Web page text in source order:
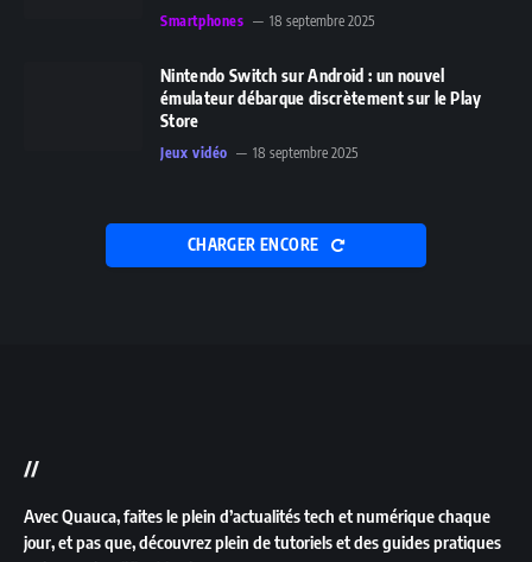
Smartphones 18 septembre 2025
Nintendo Switch sur Android : un nouvel
émulateur débarque discrètement sur le Play
Store
Jeux vidéo 18 septembre 2025
CHARGER ENCORE
//
Avec Quauca, faites le plein d’actualités tech et numérique chaque
jour, et pas que, découvrez plein de tutoriels et des guides pratiques